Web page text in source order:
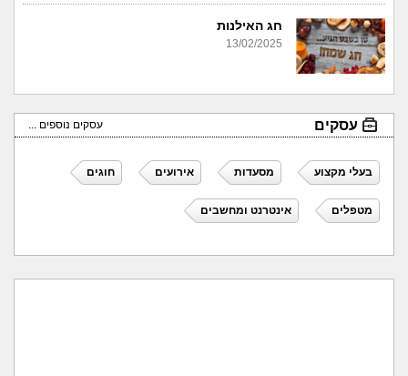
חג האילנות
13/02/2025
עסקים עסקים נוספים ...
בעלי מקצוע מסעדות אירועים חוגים
מטפלים אינטרנט ומחשבים